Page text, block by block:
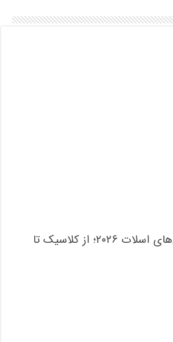
راهنمای انواع بازی‌های اسلات ۲۰۲۶؛ از کلاسیک تا